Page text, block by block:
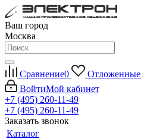
Ваш город
Москва
Сравнение0 Отложенные
ВойтиМой кабинет
+7 (495) 260-11-49
+7 (495) 260-11-49
Заказать звонок
Каталог